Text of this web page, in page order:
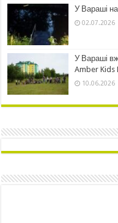
У Вараші
02.07.2026
У Вараші
Amber Kids
10.06.2026